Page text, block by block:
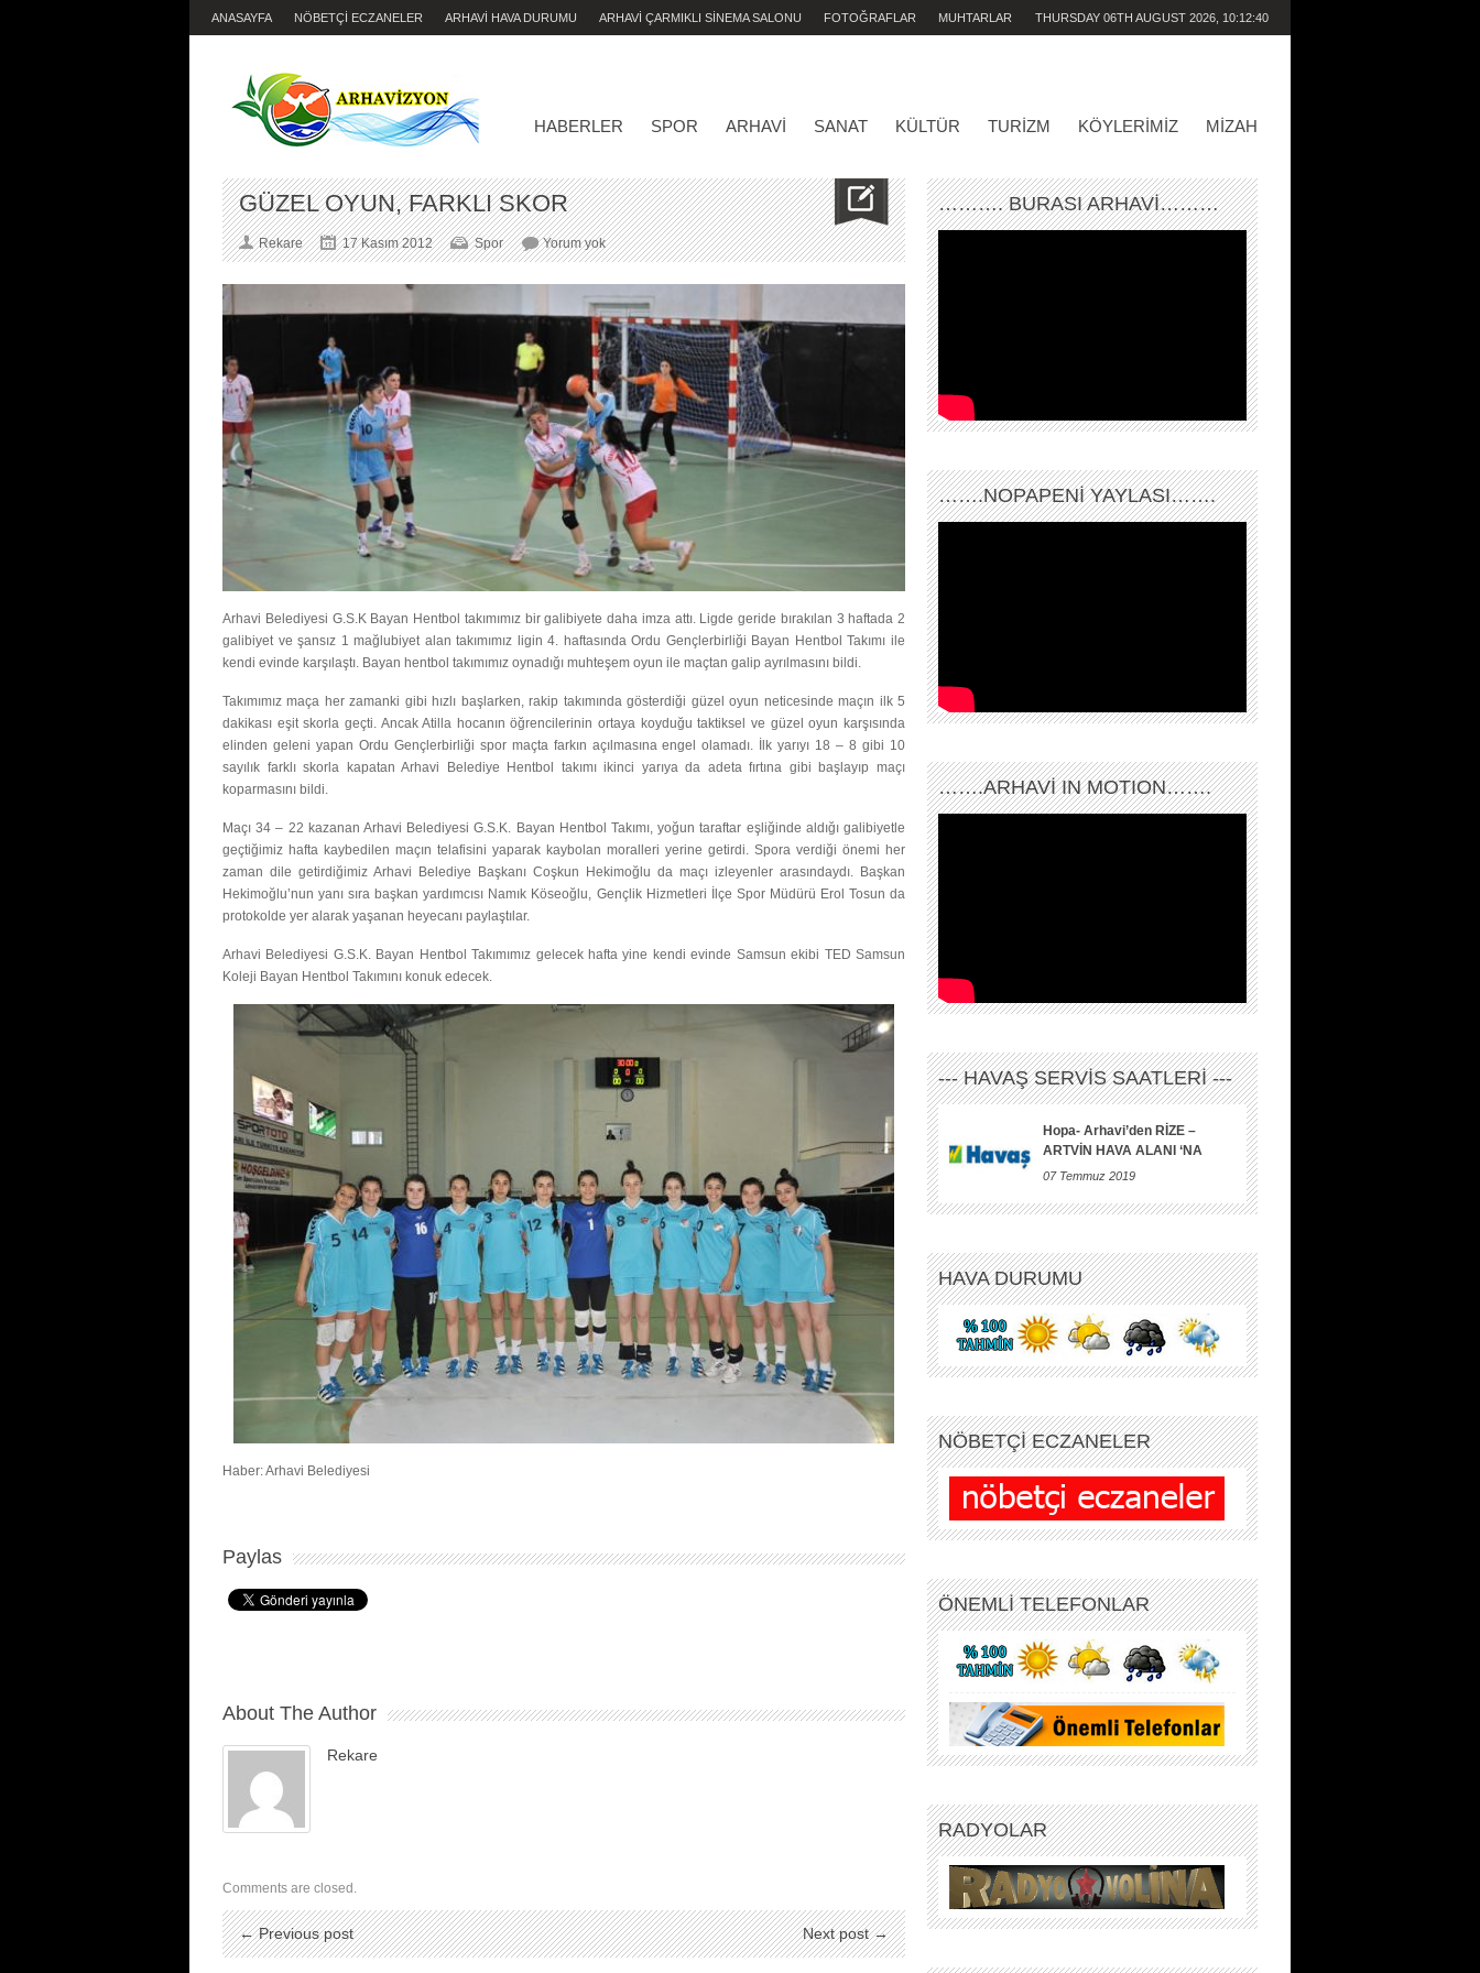
ANASAYFA NÖBETÇİ ECZANELER ARHAVİ HAVA DURUMU ARHAVİ ÇARMIKLI SİNEMA SALONU FOTOĞRAFLAR MUHTARLAR THURSDAY 06TH AUGUST 2026, 10:12:40
HABERLER SPOR ARHAVI SANAT KÜLTÜR TURIZM KÖYLERIMIZ MIZAH
GÜZEL OYUN, FARKLI SKOR
Rekare 17 Kasım 2012 Spor Yorum yokGÜZEL
OYUN,
FARKLI
SKOR
Arhavi Belediyesi G.S.K Bayan Hentbol takımımız bir galibiyete daha imza attı. Ligde geride bırakılan 3 haftada 2
galibiyet ve şansız 1 mağlubiyet alan takımımız ligin 4. haftasında Ordu Gençlerbirliği Bayan Hentbol Takımı ile
kendi evinde karşılaştı. Bayan hentbol takımımız oynadığı muhteşem oyun ile maçtan galip ayrılmasını bildi.
Takımımız maça her zamanki gibi hızlı başlarken, rakip takımında gösterdiği güzel oyun neticesinde maçın ilk 5
dakikası eşit skorla geçti. Ancak Atilla hocanın öğrencilerinin ortaya koyduğu taktiksel ve güzel oyun karşısında
elinden geleni yapan Ordu Gençlerbirliği spor maçta farkın açılmasına engel olamadı. İlk yarıyı 18 – 8 gibi 10
sayılık farklı skorla kapatan Arhavi Belediye Hentbol takımı ikinci yarıya da adeta fırtına gibi başlayıp maçı
koparmasını bildi.
Maçı 34 – 22 kazanan Arhavi Belediyesi G.S.K. Bayan Hentbol Takımı, yoğun taraftar eşliğinde aldığı galibiyetle
geçtiğimiz hafta kaybedilen maçın telafisini yaparak kaybolan moralleri yerine getirdi. Spora verdiği önemi her
zaman dile getirdiğimiz Arhavi Belediye Başkanı Coşkun Hekimoğlu da maçı izleyenler arasındaydı. Başkan
Hekimoğlu’nun yanı sıra başkan yardımcısı Namık Köseoğlu, Gençlik Hizmetleri İlçe Spor Müdürü Erol Tosun da
protokolde yer alarak yaşanan heyecanı paylaştılar.
Arhavi Belediyesi G.S.K. Bayan Hentbol Takımımız gelecek hafta yine kendi evinde Samsun ekibi TED Samsun
Koleji Bayan Hentbol Takımını konuk edecek.
Haber: Arhavi Belediyesi
Paylas
About The Author
Rekare
Comments are closed.
← Previous post Next post →
………. BURASI ARHAVİ………
…….NOPAPENİ YAYLASI…….
…….ARHAVI IN MOTION…….
--- HAVAŞ SERVİS SAATLERİ ---
Hopa- Arhavi’den RİZE –
ARTVİN HAVA ALANI ‘NA
07 Temmuz 2019
HAVA DURUMU
NÖBETÇİ ECZANELER
ÖNEMLİ TELEFONLAR
RADYOLAR